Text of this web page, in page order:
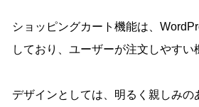
ショッピングカート機能は、
しており、ユーザーが注文しやすい
デザインとしては、明るく親しみ